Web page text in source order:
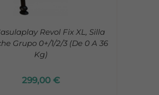
Revol Fix XL, Silla
Grupo 0+/1/2/3 (De 0 A 36
Kg)
299,00 €